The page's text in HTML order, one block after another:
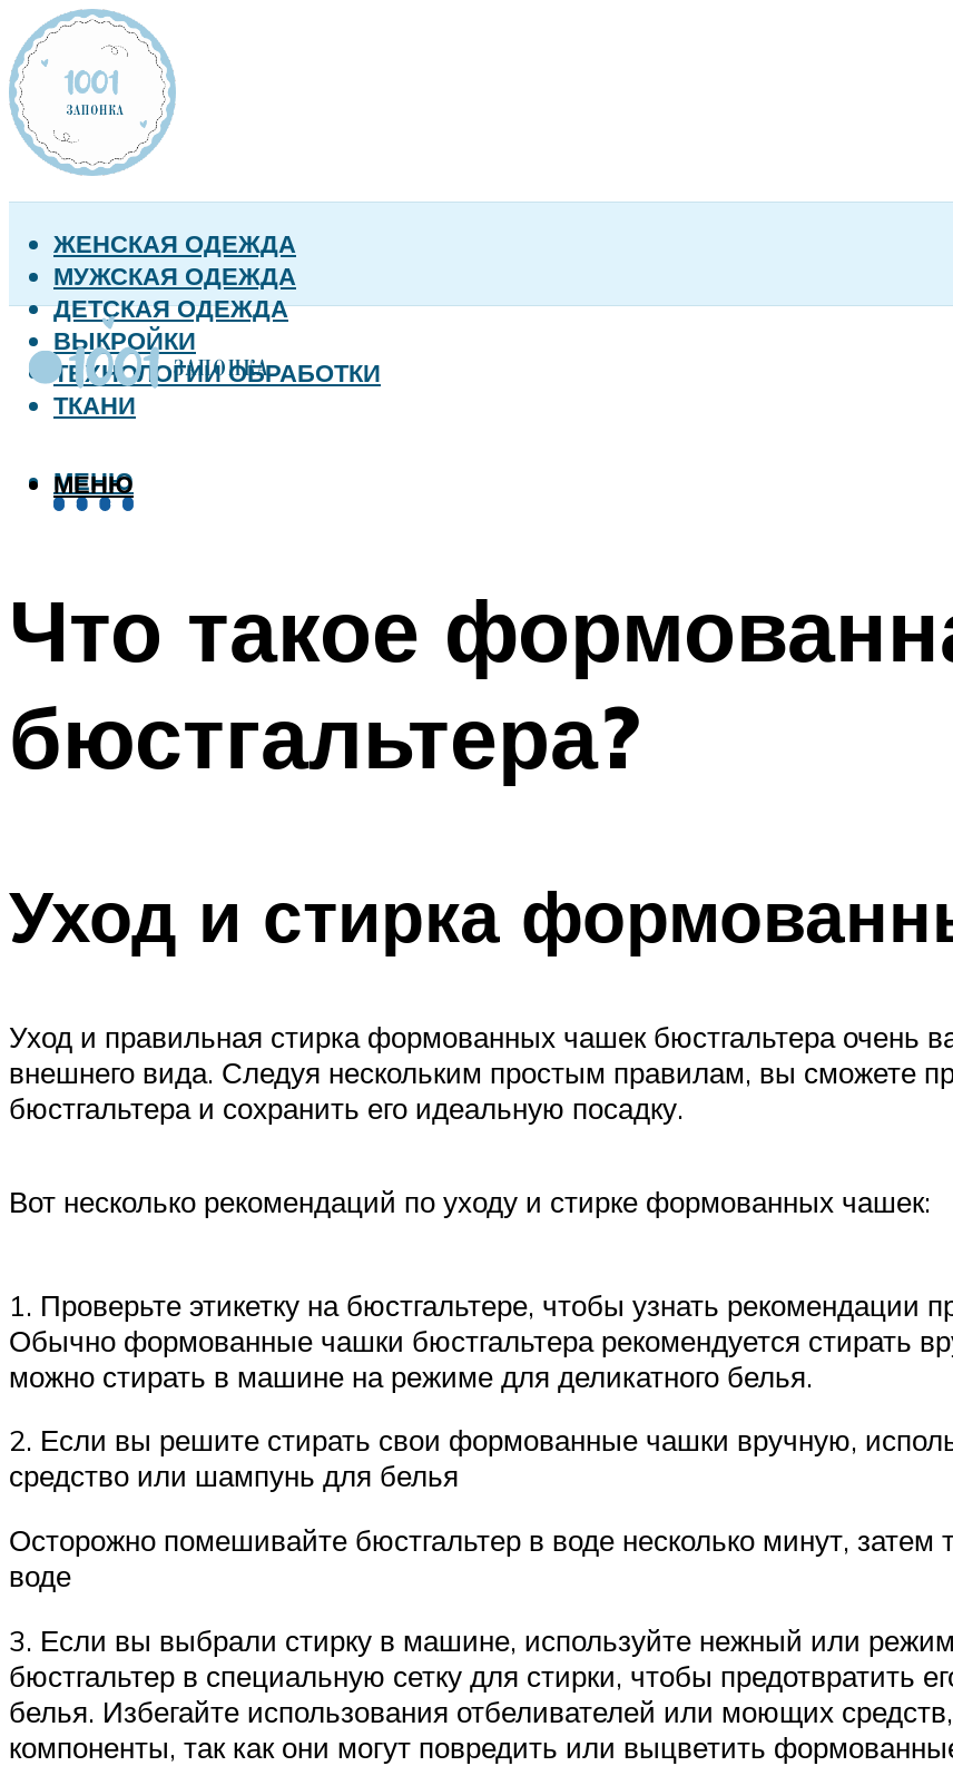
ЖЕНСКАЯ ОДЕЖДА
МУЖСКАЯ ОДЕЖДА
ДЕТСКАЯ ОДЕЖДА
ВЫКРОЙКИ
ТЕХНОЛОГИИ ОБРАБОТКИ
ТКАНИ
МЕНЮ
МЕНЮ
Что такое
бюстгальтера?
Уход и стирка
Уход и правильная стирка формованных чашек бюстгальтера очень
внешнего вида. Следуя нескольким простым правилам, вы сможете
бюстгальтера и сохранить его идеальную посадку.
Вот несколько рекомендаций по уходу и стирке формованных чашек:
1. Проверьте этикетку на бюстгальтере, чтобы узнать рекомендации
Обычно формованные чашки бюстгальтера рекомендуется стирать
можно стирать в машине на режиме для деликатного белья.
2. Если вы решите стирать свои формованные чашки вручную,
средство или шампунь для белья
Осторожно помешивайте бюстгальтер в воде несколько минут, затем
воде
3. Если вы выбрали стирку в машине, используйте нежный или
бюстгальтер в специальную сетку для стирки, чтобы предотвратить
белья. Избегайте использования отбеливателей или моющих
компоненты, так как они могут повредить или выцветить